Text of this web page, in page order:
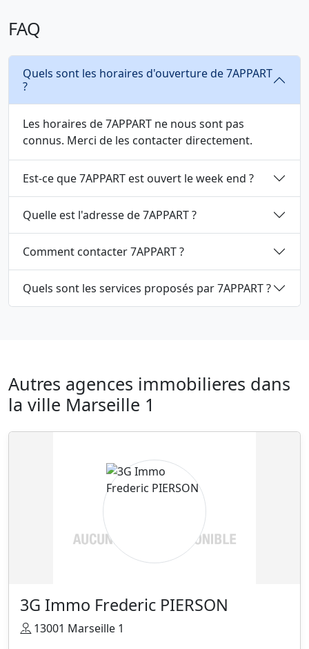
FAQ
Quels sont les horaires d'ouverture de 7APPART
?
Les horaires de 7APPART ne nous sont pas
connus. Merci de les contacter directement.
Est-ce que 7APPART est ouvert le week end ?
Quelle est l'adresse de 7APPART ?
Comment contacter 7APPART ?
Quels sont les services proposés par 7APPART ?
Autres agences immobilieres dans
la ville Marseille 1
3G Immo Frederic PIERSON
13001 Marseille 1